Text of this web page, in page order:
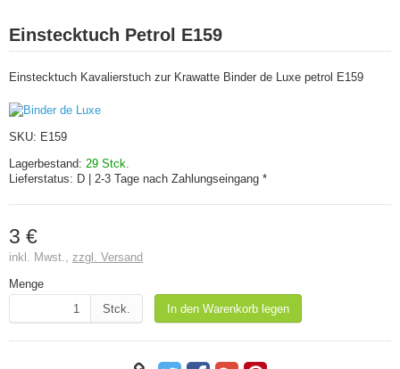
Einstecktuch Petrol E159
Einstecktuch Kavalierstuch zur Krawatte Binder de Luxe petrol E159
SKU: E159
Lagerbestand: 29 Stck.
Lieferstatus: D | 2-3 Tage nach Zahlungseingang *
3 €
inkl. Mwst., zzgl. Versand
Menge
Stck.
In den Warenkorb legen